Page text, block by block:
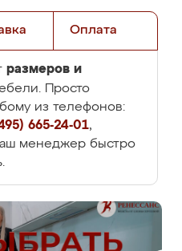
Оплата
размеров и
Просто
из телефонов:
665-24-01,
менеджер быстро